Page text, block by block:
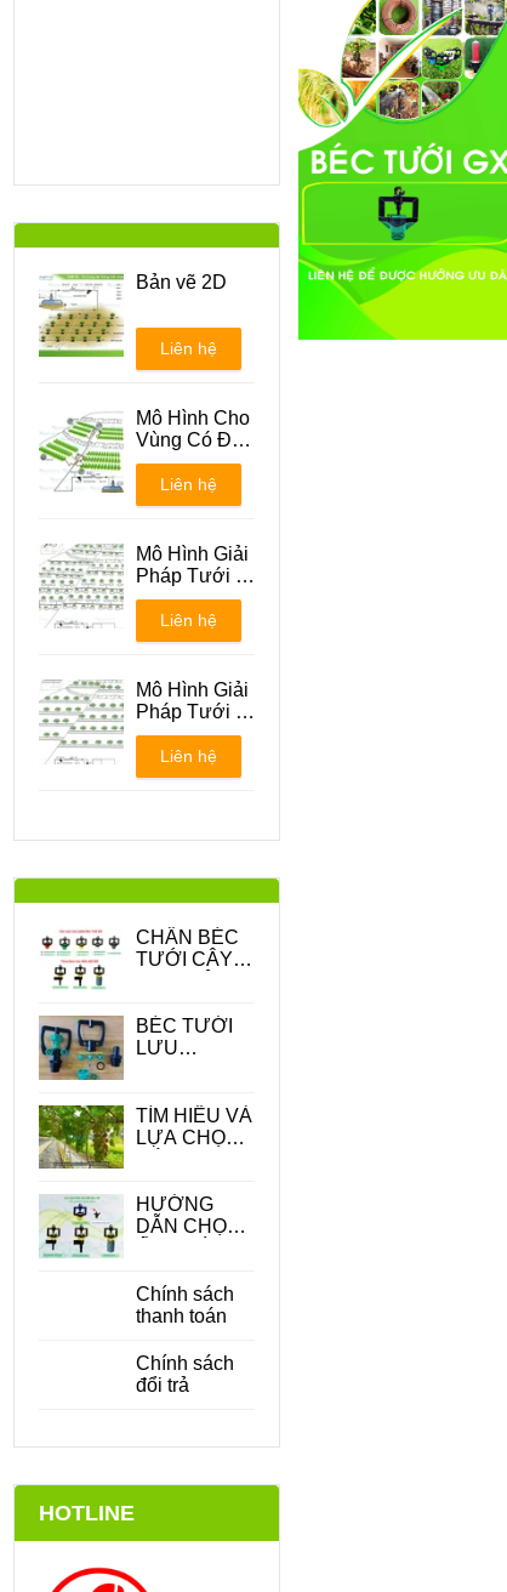
Bản vẽ 2D
Liên hệ
Mô Hình Cho
Vùng Có Địa
Hình Đồi Núi
Liên hệ
Mô Hình Giải
Pháp Tưới -
Phương án 1
Liên hệ
Mô Hình Giải
Pháp Tưới -
Phương án 2
Liên hệ
CHÂN BÉC
TƯỚI CÂY -
TRONG
TRONG HỆ
BÉC TƯỚI
LƯU
TÌM HIỂU VÀ
LỰA CHỌN
CÂY ĂN
QUẢ PHÙ
HƯỚNG
DẪN CHỌN
TƯỚI CÂY
PHÙ HỢP
KIỆM CHI
PHÍ
Chính sách
thanh toán
Chính sách
đổi trả
HOTLINE